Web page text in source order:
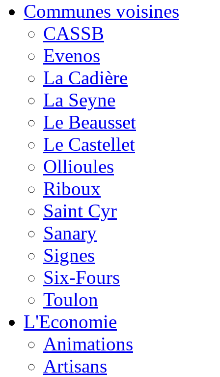
Communes voisines
CASSB
Evenos
La Cadière
La Seyne
Le Beausset
Le Castellet
Ollioules
Riboux
Saint Cyr
Sanary
Signes
Six-Fours
Toulon
L'Economie
Animations
Artisans